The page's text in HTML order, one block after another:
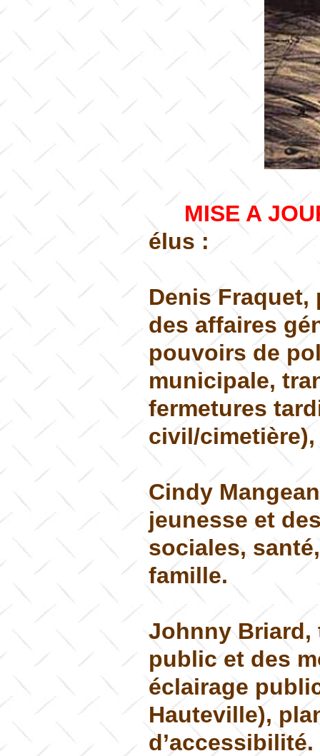
MISE A
élus :
Denis
des affaires
pouvoirs de
municipale,
fermetures
civil/
Cindy
jeunesse et
sociales,
famille.
Johnny Briard,
public et des
éclairage
Hauteville),
d’accessibilité.